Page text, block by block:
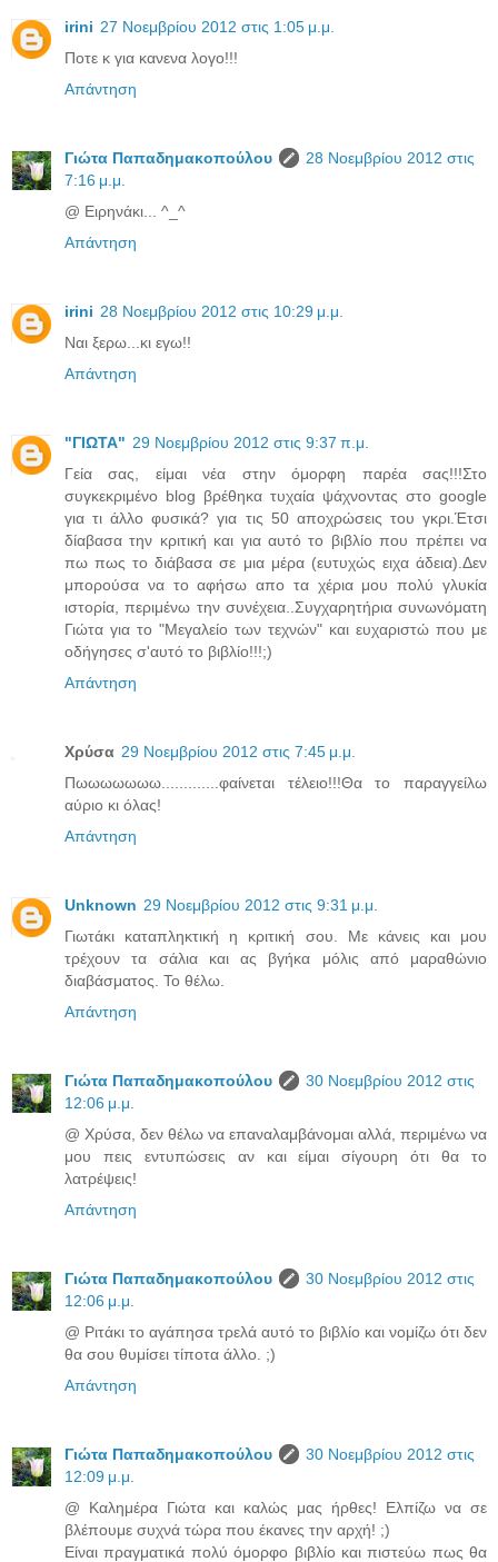
irini 27 Νοεμβρίου 2012 στις 1:05 μ.μ.
Ποτε κ για κανενα λογο!!!
Απάντηση
Γιώτα Παπαδημακοπούλου
28 Νοεμβρίου 2012 στις
7:16 μ.μ.
@ Ειρηνάκι... ^_^
Απάντηση
irini 28 Νοεμβρίου 2012 στις 10:29 μ.μ.
Ναι ξερω...κι εγω!!
Απάντηση
"ΓΙΩΤΑ" 29 Νοεμβρίου 2012 στις 9:37 π.μ.
Γεία σας, είμαι νέα στην όμορφη παρέα σας!!!Στο
συγκεκριμένο blog βρέθηκα τυχαία ψάχνοντας στο google
για τι άλλο φυσικά? για τις 50 αποχρώσεις του γκρι.Έτσι
δίαβασα την κριτική και για αυτό το βιβλίο που πρέπει να
πω πως το διάβασα σε μια μέρα (ευτυχώς ειχα άδεια).Δεν
μπορούσα να το αφήσω απο τα χέρια μου πολύ γλυκία
ιστορία, περιμένω την συνέχεια..Συγχαρητήρια συνωνόματη
Γιώτα για το "Μεγαλείο των τεχνών" και ευχαριστώ που με
οδήγησες σ'αυτό το βιβλίο!!!;)
Απάντηση
Χρύσα 29 Νοεμβρίου 2012 στις 7:45 μ.μ.
Πωωωωωωω.............φαίνεται τέλειο!!!Θα το παραγγείλω
αύριο κι όλας!
Απάντηση
Unknown 29 Νοεμβρίου 2012 στις 9:31 μ.μ.
Γιωτάκι καταπληκτική η κριτική σου. Με κάνεις και μου
τρέχουν τα σάλια και ας βγήκα μόλις από μαραθώνιο
διαβάσματος. Το θέλω.
Απάντηση
Γιώτα Παπαδημακοπούλου
30 Νοεμβρίου 2012 στις
12:06 μ.μ.
@ Χρύσα, δεν θέλω να επαναλαμβάνομαι αλλά, περιμένω να
μου πεις εντυπώσεις αν και είμαι σίγουρη ότι θα το
λατρέψεις!
Απάντηση
Γιώτα Παπαδημακοπούλου
30 Νοεμβρίου 2012 στις
12:06 μ.μ.
@ Ριτάκι το αγάπησα τρελά αυτό το βιβλίο και νομίζω ότι δεν
θα σου θυμίσει τίποτα άλλο. ;)
Απάντηση
Γιώτα Παπαδημακοπούλου
30 Νοεμβρίου 2012 στις
12:09 μ.μ.
@ Καλημέρα Γιώτα και καλώς μας ήρθες! Ελπίζω να σε
βλέπουμε συχνά τώρα που έκανες την αρχή! ;)
Είναι πραγματικά πολύ όμορφο βιβλίο και πιστεύω πως θα